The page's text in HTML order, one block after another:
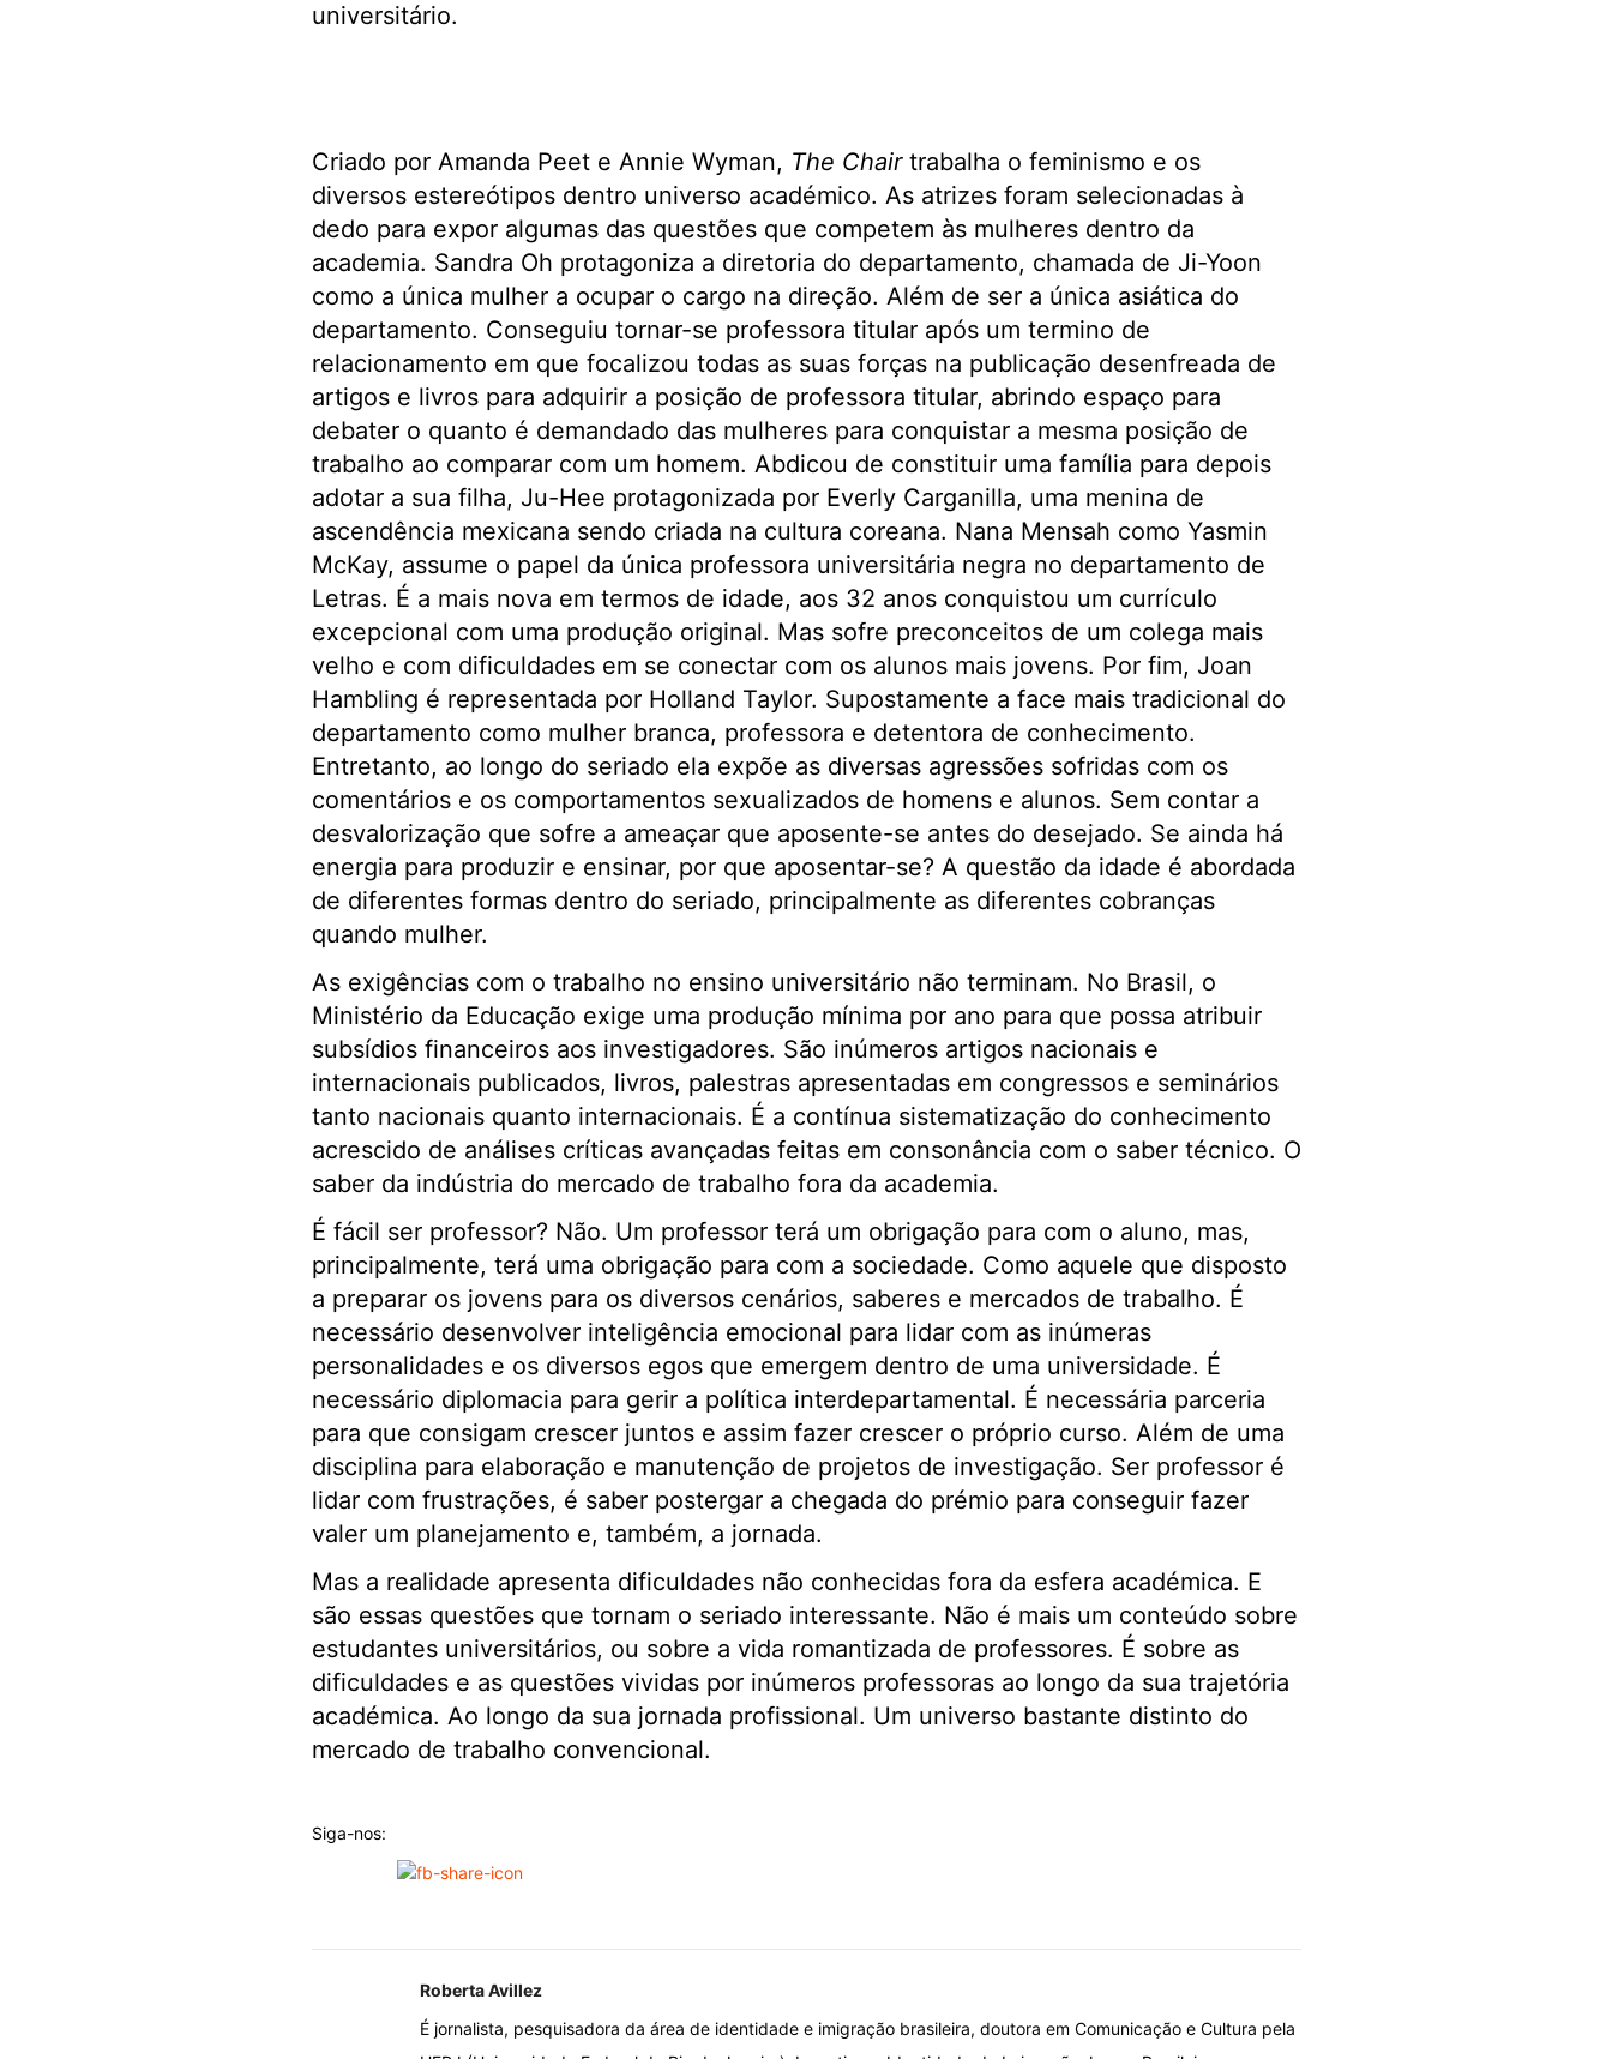
universitário.
Criado por Amanda Peet e Annie Wyman, The Chairtrabalha o feminismo e os
diversos estereótipos dentro universo académico. As atrizes foram selecionadas à
dedo para expor algumas das questões que competem às mulheres dentro da
academia. Sandra Oh protagoniza a diretoria do departamento, chamada de Ji-Yoon
como a única mulher a ocupar o cargo na direção. Além de ser a única asiática do
departamento. Conseguiu tornar-se professora titular após um termino de
relacionamento em que focalizou todas as suas forças na publicação desenfreada de
artigos e livros para adquirir a posição de professora titular, abrindo espaço para
debater o quanto é demandado das mulheres para conquistar a mesma posição de
trabalho ao comparar com um homem. Abdicou de constituir uma família para depois
adotar a sua filha, Ju-Hee protagonizada por Everly Carganilla, uma menina de
ascendência mexicana sendo criada na cultura coreana. Nana Mensah como Yasmin
McKay, assume o papel da única professora universitária negra no departamento de
Letras. É a mais nova em termos de idade, aos 32 anos conquistou um currículo
excepcional com uma produção original. Mas sofre preconceitos de um colega mais
velho e com dificuldades em se conectar com os alunos mais jovens. Por fim, Joan
Hambling é representada por Holland Taylor. Supostamente a face mais tradicional do
departamento como mulher branca, professora e detentora de conhecimento.
Entretanto, ao longo do seriado ela expõe as diversas agressões sofridas com os
comentários e os comportamentos sexualizados de homens e alunos. Sem contar a
desvalorização que sofre a ameaçar que aposente-se antes do desejado. Se ainda há
energia para produzir e ensinar, por que aposentar-se? A questão da idade é abordada
de diferentes formas dentro do seriado, principalmente as diferentes cobranças
quando mulher.
As exigências com o trabalho no ensino universitário não terminam. No Brasil, o
Ministério da Educação exige uma produção mínima por ano para que possa atribuir
subsídios financeiros aos investigadores. São inúmeros artigos nacionais e
internacionais publicados, livros, palestras apresentadas em congressos e seminários
tanto nacionais quanto internacionais. É a contínua sistematização do conhecimento
acrescido de análises críticas avançadas feitas em consonância com o saber técnico. O
saber da indústria do mercado de trabalho fora da academia.
É fácil ser professor? Não. Um professor terá um obrigação para com o aluno, mas,
principalmente, terá uma obrigação para com a sociedade. Como aquele que disposto
a preparar os jovens para os diversos cenários, saberes e mercados de trabalho. É
necessário desenvolver inteligência emocional para lidar com as inúmeras
personalidades e os diversos egos que emergem dentro de uma universidade. É
necessário diplomacia para gerir a política interdepartamental. É necessária parceria
para que consigam crescer juntos e assim fazer crescer o próprio curso. Além de uma
disciplina para elaboração e manutenção de projetos de investigação. Ser professor é
lidar com frustrações, é saber postergar a chegada do prémio para conseguir fazer
valer um planejamento e, também, a jornada.
Mas a realidade apresenta dificuldades não conhecidas fora da esfera académica. E
são essas questões que tornam o seriado interessante. Não é mais um conteúdo sobre
estudantes universitários, ou sobre a vida romantizada de professores. É sobre as
dificuldades e as questões vividas por inúmeros professoras ao longo da sua trajetória
académica. Ao longo da sua jornada profissional. Um universo bastante distinto do
mercado de trabalho convencional.
Siga-nos:
Roberta Avillez
É jornalista, pesquisadora da área de identidade e imigração brasileira, doutora em Comunicação e Cultura pela